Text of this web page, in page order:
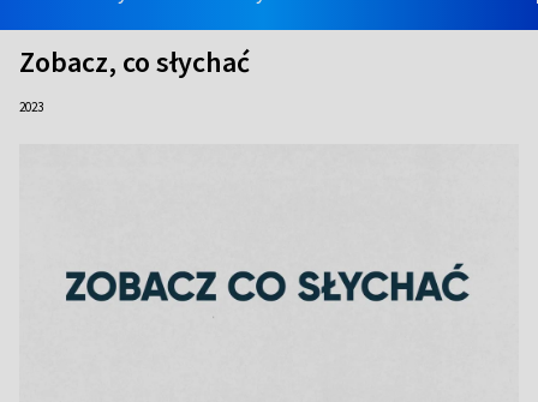
Zobacz, co słychać
2023